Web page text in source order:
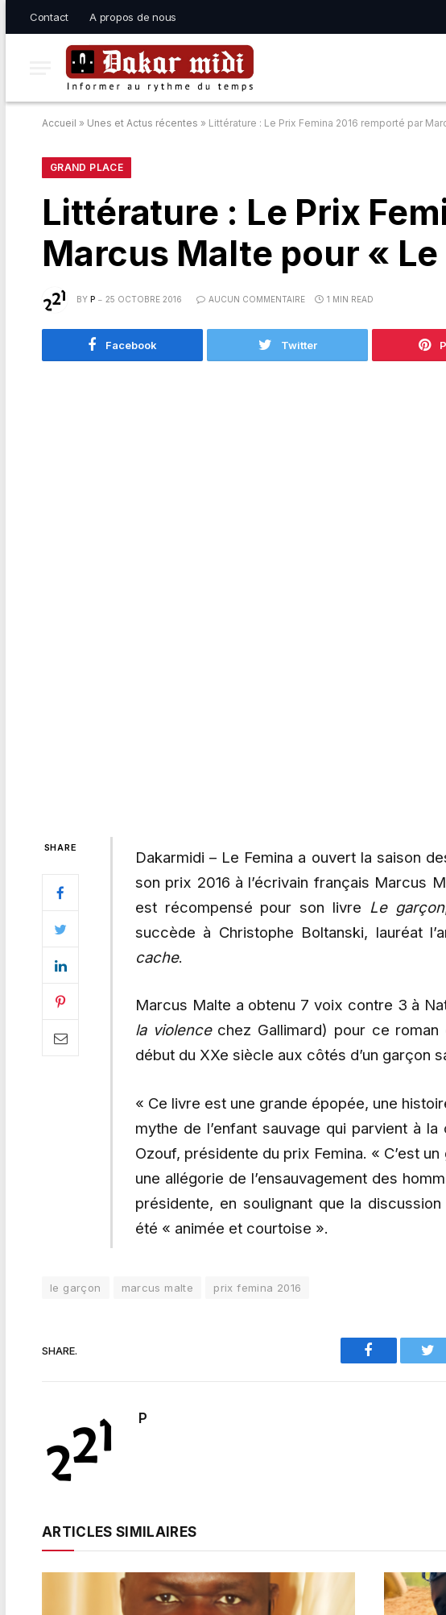
Contact A propos de nous
Accueil » Unes et Actus récentes » Littérature : Le Prix Femina 2016 remporté par
GRAND PLACE
Littérature : Le Prix
Marcus Malte pour «
BY P 25 OCTOBRE 2016 AUCUN COMMENTAIRE 1 MIN READ
Facebook Twitter
SHARE
Dakarmidi – Le Femina a ouvert la saison
son prix 2016 à l’écrivain français Marcus
est récompensé pour son livre Le garçon
succède à Christophe Boltanski, lauréat
cache.
Marcus Malte a obtenu 7 voix contre 3 à
la violencechez Gallimard) pour ce roman
début du XXe siècle aux côtés d’un garçon
« Ce livre est une grande épopée, une
mythe de l’enfant sauvage qui parvient à
Ozouf, présidente du prix Femina. « C’est
une allégorie de l’ensauvagement des
présidente, en soulignant que la
été « animée et courtoise ».
le garçon marcus malte prix femina 2016
SHARE. Facebook
P
ARTICLES SIMILAIRES